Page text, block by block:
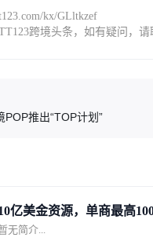
kx/GLltkzef
跨境头条，如有疑问，请
推出“TOP计划”
亿美金资源，单商最高100
Shop美区POP发布
无简介...